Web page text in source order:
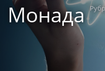
Монада